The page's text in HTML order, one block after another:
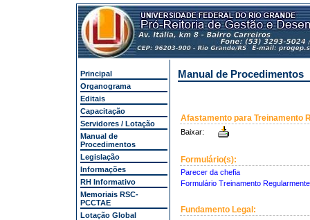
Principal
Organograma
Editais
Capacitação
Servidores / Lotação
Manual de
Procedimentos
Legislação
Informações
RH Informativo
Memoriais RSC-
PCCTAE
Lotação Global
Manual de Procedimentos
Afastamento para Treinamento
Baixar:
Formulário(s):
Parecer da chefia
Formulário Treinamento
Fundamento Legal: